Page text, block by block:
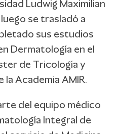
Ludwig Maximilian
se trasladó a
sus estudios
Dermatología en el
de Tricología y
Academia AMIR.
del equipo médico
Integral de